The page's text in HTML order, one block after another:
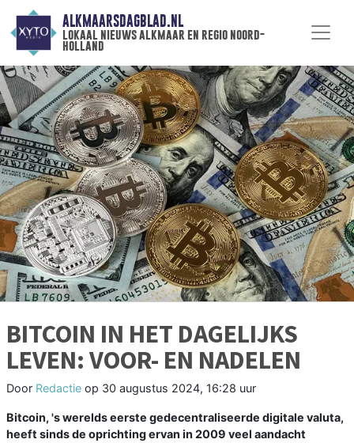
ALKMAARSDAGBLAD.NL
lokaal nieuws alkmaar en regio noord-
holland
BITCOIN IN HET DAGELIJKS
LEVEN: VOOR- EN NADELEN
Door Redactie op 30 augustus 2024, 16:28 uur
Bitcoin, 's werelds eerste gedecentraliseerde digitale valuta,
heeft sinds de oprichting ervan in 2009 veel aandacht